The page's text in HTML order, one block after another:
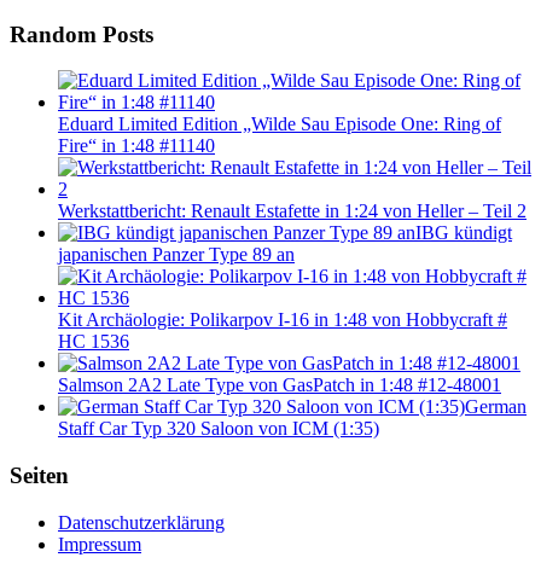
Random Posts
Eduard Limited Edition „Wilde Sau Episode One: Ring of
Fire“ in 1:48 #11140
Werkstattbericht: Renault Estafette in 1:24 von Heller – Teil 2
IBG kündigt
japanischen Panzer Type 89 an
Kit Archäologie: Polikarpov I-16 in 1:48 von Hobbycraft #
HC 1536
Salmson 2A2 Late Type von GasPatch in 1:48 #12-48001
German
Staff Car Typ 320 Saloon von ICM (1:35)
Seiten
Datenschutzerklärung
Impressum